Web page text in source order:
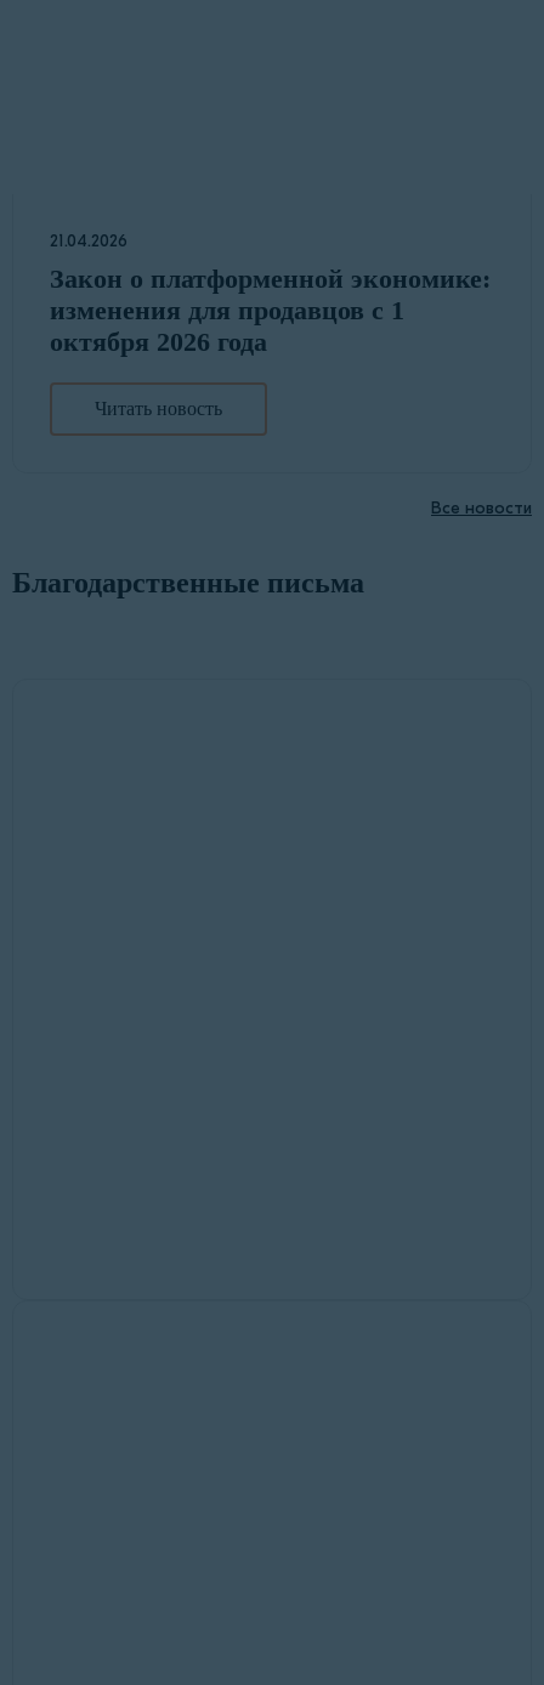
21.04.2026
Закон о платформенной экономике:
изменения для продавцов с 1
октября 2026 года
Читать новость
Все новости
Благодарственные письма